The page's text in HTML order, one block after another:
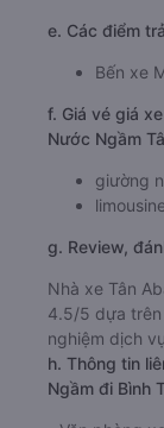
e. Các điểm
Bến xe
f. Giá vé giá
Nước Ngầm
giường
g. Review,
Nhà xe Tân
4.5/5 dựa
nghiệm dịch
h. Thông tin
Ngầm đi Bình